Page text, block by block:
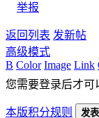
举报
返回列表 发新帖
高级模式
B Color Image Link
您需要登录后才可
本版积分规则 发